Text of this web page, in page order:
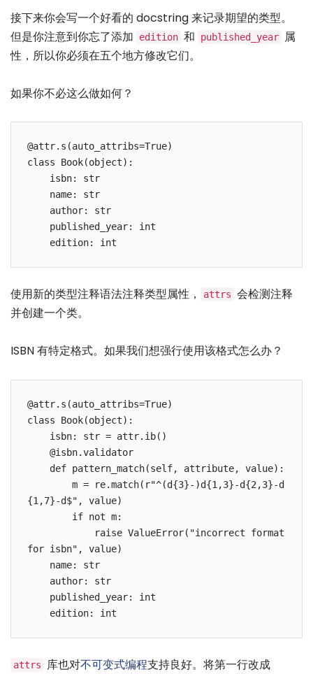
接下来你会写一个好看的 docstring 来记录期望的类型。
但是你注意到你忘了添加
edition 和 published_year 属
性，所以你必须在五个地方修改它们。
如果你不必这么做如何？
@attr.s(auto_attribs=True)
class Book(object):
    edition: int
使用新的类型注释语法注释类型属性， attrs 会检测注释
并创建一个类。
ISBN 有特定格式。如果我们想强行使用该格式怎么办？
@attr.s(auto_attribs=True)
class Book(object):
    @isbn.validator
        m = re.match(r"^(d{3}-)d{1,3}-d{2,3}-d
{1,7}-d$", value)
for isbn", value)
    edition: int
attrs 库也对不可变式编程支持良好。将第一行改成